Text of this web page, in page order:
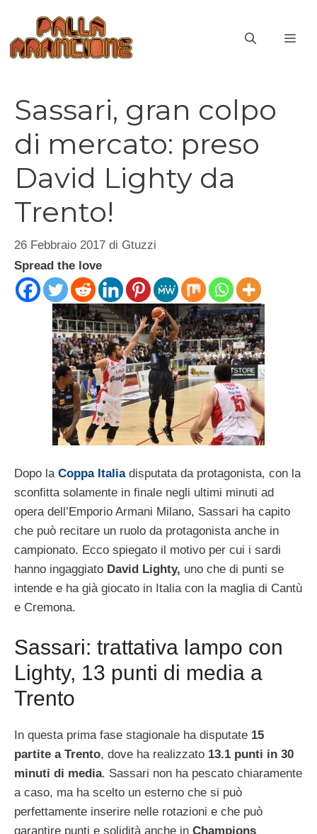
contenuto
Sassari, gran colpo
di mercato: preso
David Lighty da
Trento!
26 Febbraio 2017 di Gtuzzi
Spread the love
Dopo la Coppa Italiadisputata da protagonista, con la
sconfitta solamente in finale negli ultimi minuti ad
opera dell’Emporio Armani Milano, Sassari ha capito
che può recitare un ruolo da protagonista anche in
campionato. Ecco spiegato il motivo per cui i sardi
hanno ingaggiato David Lighty, uno che di punti se
intende e ha già giocato in Italia con la maglia di Cantù
e Cremona.
Sassari: trattativa lampo con
Lighty, 13 punti di media a
Trento
In questa prima fase stagionale ha disputate 15
partite a Trento, dove ha realizzato 13.1 punti in 30
minuti di media. Sassari non ha pescato chiaramente
a caso, ma ha scelto un esterno che si può
perfettamente inserire nelle rotazioni e che può
garantire punti e solidità anche in Champions